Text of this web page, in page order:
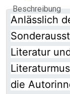
Beschreibung
Anlässlich
Literatur
die